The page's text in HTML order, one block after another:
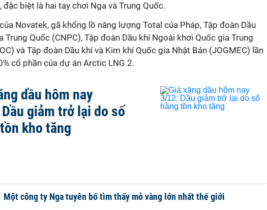
đặc biệt là hai tay chơi Nga và Trung Quốc.
Novatek, gã khổng lồ năng lượng Total của Pháp, Tập đoàn Dầu
Trung Quốc (CNPC), Tập đoàn Dầu khí Ngoài khơi Quốc gia Trung
và Tập đoàn Dầu khí và Kim khí Quốc gia Nhật Bản (JOGMEC) lần
cổ phần của dự án Arctic LNG 2.
dầu hôm nay
giảm trở lại do số
kho tăng
Một công ty Nga tuyên bố tìm thấy mỏ vàng lớn nhất thế giới